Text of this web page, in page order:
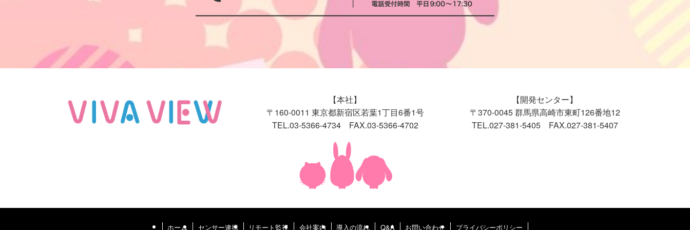
【本社】
〒160-0011 東京都新宿区若葉1丁目6番1号
TEL.03-5366-4734 FAX.03-5366-4702
【開発センター】
〒370-0045 群馬県高崎市東町126番地12
TEL.027-381-5405 FAX.027-381-5407
ホーム センサー連携 リモート監視 会社案内 導入の流れ Q&A お問い合わせ プライバシーポリシー